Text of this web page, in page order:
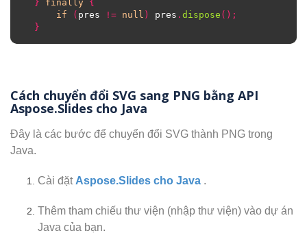
}
finally {
if
( pres != null ) pres . dispose ();
}
Cách chuyển đổi SVG sang PNG bằng API
Aspose.Slides cho Java
Đây là các bước để chuyển đổi SVG thành PNG trong
Java.
Cài đặt Aspose.Slides cho Java .
Thêm tham chiếu thư viện (nhập thư viện) vào dự án
Java của bạn.